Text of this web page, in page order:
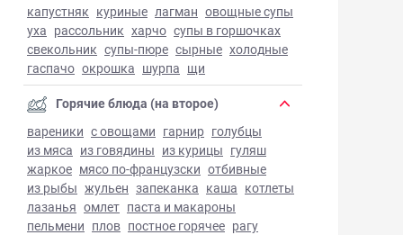
капустняк куриные лагман овощные супы
уха рассольник харчо супы в горшочках
свекольник супы-пюре сырные холодные
гаспачо окрошка шурпа щи
Горячие блюда (на второе)
вареники с овощами гарнир голубцы
из мяса из говядины из курицы гуляш
жаркое мясо по-французски отбивные
из рыбы жульен запеканка каша котлеты
лазанья омлет паста и макароны
пельмени плов постное горячее рагу